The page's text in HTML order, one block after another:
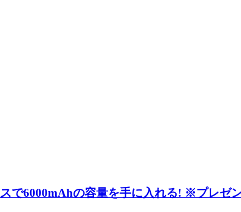
で6000mAhの容量を手に入れる! ※プレゼ